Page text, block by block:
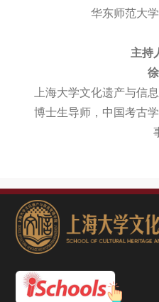
华东师范大
主持
上海大学文化遗产与信
博士生导师，中国考古